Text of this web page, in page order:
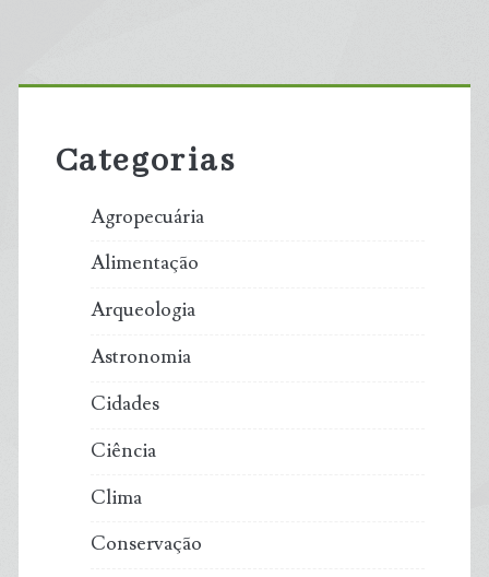
Primary
Sidebar
Categorias
Agropecuária
Alimentação
Arqueologia
Astronomia
Cidades
Ciência
Clima
Conservação